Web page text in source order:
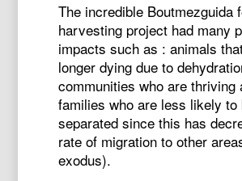
The incredible Boutmezguida
harvesting project had many
impacts such as : animals
longer dying due to
communities who are thriving
families who are less likely to
separated since this has
rate of migration to other
exodus).